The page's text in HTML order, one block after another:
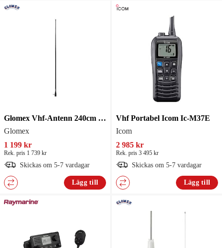
Glomex Vhf-Antenn 240cm Scout
Glomex
1 199 kr
Rek. pris 1 739 kr
Skickas om 5-7 vardagar
Lägg till
Vhf Portabel Icom Ic-M37E
Icom
2 985 kr
Rek. pris 3 495 kr
Skickas om 5-7 vardagar
Lägg till